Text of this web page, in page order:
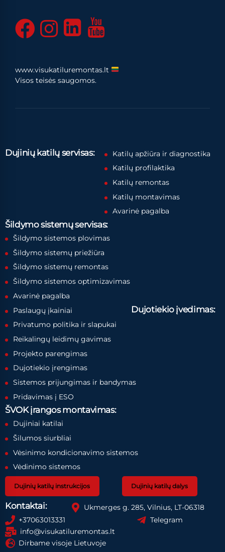
www.visukatiluremontas.lt
Visos teisės saugomos.
Dujinių katilų servisas:
Katilų apžiūra ir diagnostika
Katilų profilaktika
Katilų remontas
Katilų montavimas
Avarinė pagalba
Šildymo sistemų servisas:
Šildymo sistemos plovimas
Šildymo sistemų priežiūra
Šildymo sistemų remontas
Šildymo sistemos optimizavimas
Avarinė pagalba
Paslaugų įkainiai
Privatumo politika ir slapukai
Dujotiekio įvedimas:
Reikalingų leidimų gavimas
Projekto parengimas
Dujotiekio įrengimas
Sistemos prijungimas ir bandymas
Pridavimas į ESO
ŠVOK įrangos montavimas:
Dujiniai katilai
Šilumos siurbliai
Vėsinimo kondicionavimo sistemos
Vėdinimo sistemos
Dujinių katilų instrukcijos Dujinių katilų dalys
Kontaktai:
Ukmerges g. 285, Vilnius, LT-06318
+37063013331
Telegram
info@visukatiluremontas.lt
Dirbame visoje Lietuvoje